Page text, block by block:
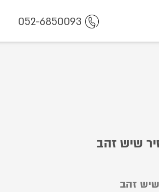
%D7%A1%D7%98-
052-6850093
שיש זהב
זהב